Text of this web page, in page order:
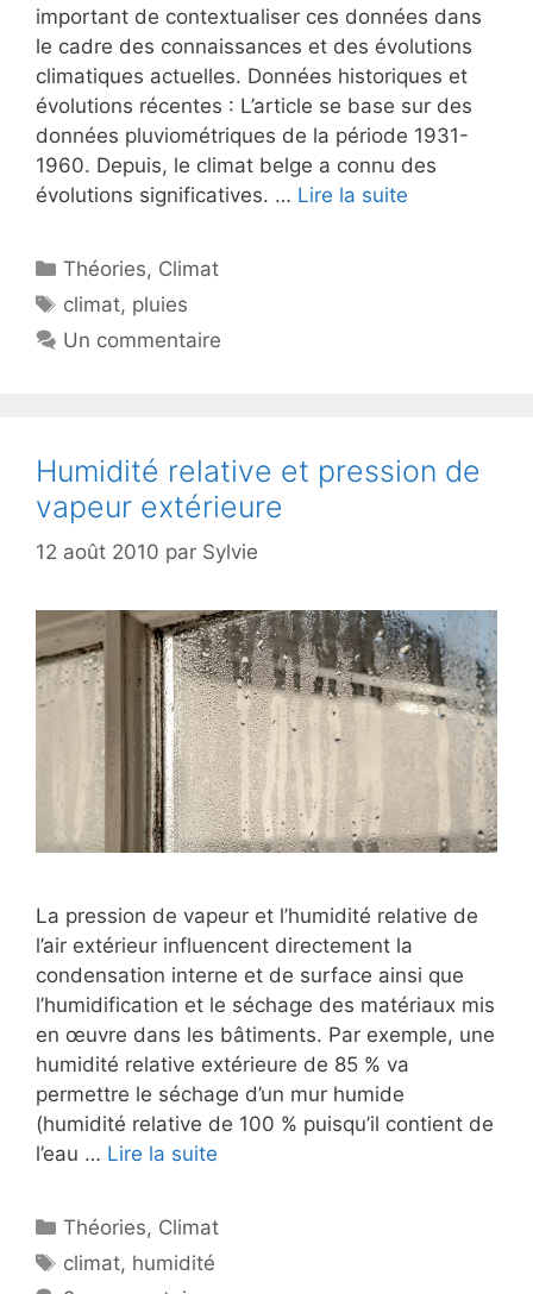
important de contextualiser ces données dans
le cadre des connaissances et des évolutions
climatiques actuelles. Données historiques et
évolutions récentes : L’article se base sur des
données pluviométriques de la période 1931-
1960. Depuis, le climat belge a connu des
évolutions significatives. … Lire la suite
Catégories
Théories, Climat
Étiquettes
climat, pluies
Un commentaire
Humidité relative et pression de
vapeur extérieure
12 août 2010 par Sylvie
La pression de vapeur et l’humidité relative de
l’air extérieur influencent directement la
condensation interne et de surface ainsi que
l’humidification et le séchage des matériaux mis
en œuvre dans les bâtiments. Par exemple, une
humidité relative extérieure de 85 % va
permettre le séchage d’un mur humide
(humidité relative de 100 % puisqu’il contient de
l’eau … Lire la suite
Catégories
Théories, Climat
Étiquettes
climat, humidité